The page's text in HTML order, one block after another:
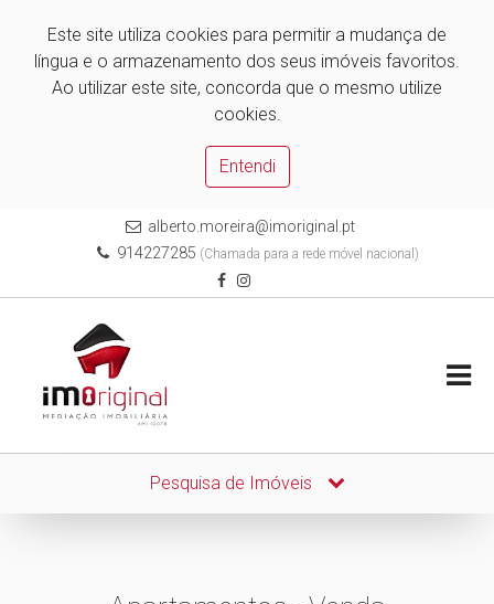
Este site utiliza cookies para permitir a mudança de
língua e o armazenamento dos seus imóveis favoritos.
Ao utilizar este site, concorda que o mesmo utilize
cookies.
Entendi
alberto.moreira@imoriginal.pt
914227285 (Chamada para a rede móvel nacional)
Pesquisa de Imóveis